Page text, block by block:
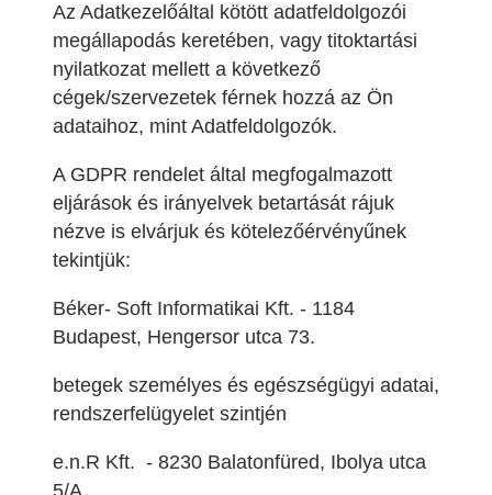
Az Adatkezelőáltal kötött adatfeldolgozói
megállapodás keretében, vagy titoktartási
nyilatkozat mellett a következő
cégek/szervezetek férnek hozzá az Ön
adataihoz, mint Adatfeldolgozók.
A GDPR rendelet által megfogalmazott
eljárások és irányelvek betartását rájuk
nézve is elvárjuk és kötelezőérvényűnek
tekintjük:
Béker- Soft Informatikai Kft. - 1184
Budapest, Hengersor utca 73.
betegek személyes és egészségügyi adatai,
rendszerfelügyelet szintjén
e.n.R Kft. - 8230 Balatonfüred, Ibolya utca
5/A.